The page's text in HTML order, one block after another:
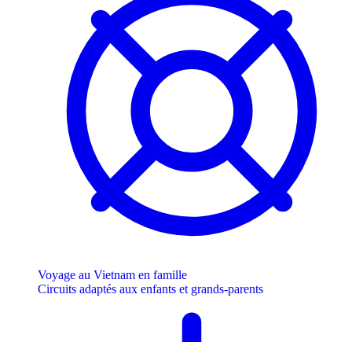
Voyage au Vietnam en famille
Circuits adaptés aux enfants et grands-parents